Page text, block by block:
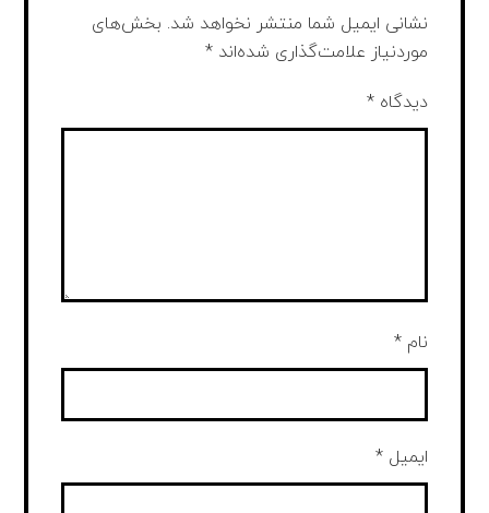
نشانی ایمیل شما منتشر نخواهد شد. بخش‌های
موردنیاز علامت‌گذاری شده‌اند*
دیدگاه*
نام*
ایمیل*